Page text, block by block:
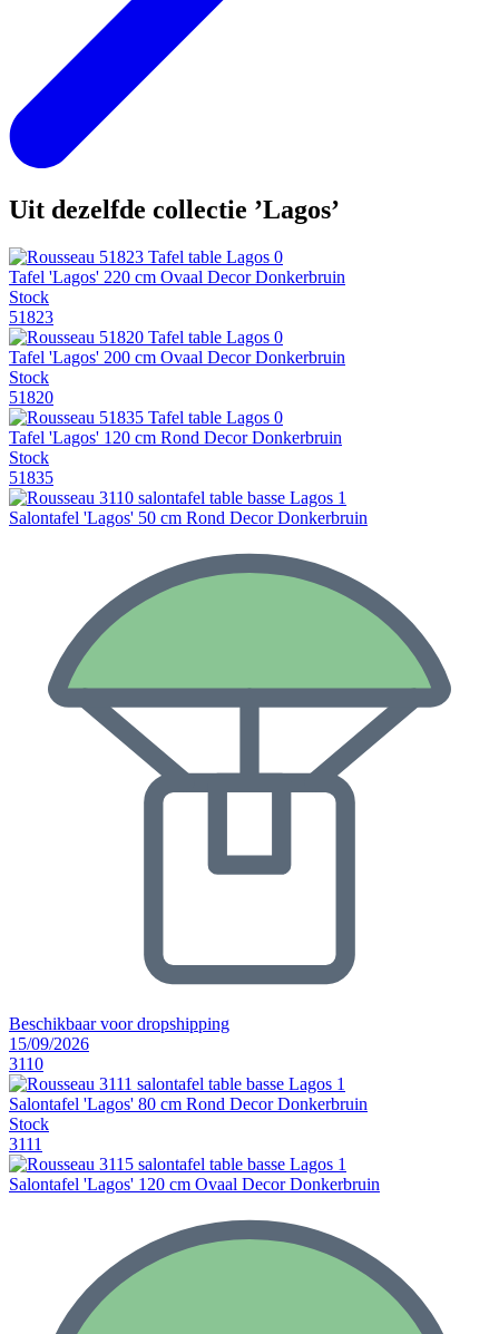
Uit dezelfde collectie ’Lagos’
Tafel 'Lagos' 220 cm Ovaal Decor Donkerbruin
Stock
51823
Tafel 'Lagos' 200 cm Ovaal Decor Donkerbruin
Stock
51820
Tafel 'Lagos' 120 cm Rond Decor Donkerbruin
Stock
51835
Salontafel 'Lagos' 50 cm Rond Decor Donkerbruin
Beschikbaar voor dropshipping
15/09/2026
3110
Salontafel 'Lagos' 80 cm Rond Decor Donkerbruin
Stock
3111
Salontafel 'Lagos' 120 cm Ovaal Decor Donkerbruin